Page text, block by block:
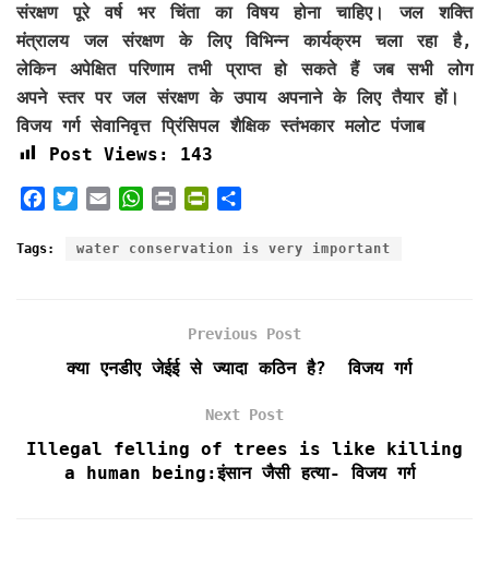
संरक्षण पूरे वर्ष भर चिंता का विषय होना चाहिए। जल शक्ति
मंत्रालय जल संरक्षण के लिए विभिन्न कार्यक्रम चला रहा है,
लेकिन अपेक्षित परिणाम तभी प्राप्त हो सकते हैं जब सभी लोग
अपने स्तर पर जल संरक्षण के उपाय अपनाने के लिए तैयार हों।
विजय गर्ग सेवानिवृत्त प्रिंसिपल शैक्षिक स्तंभकार मलोट पंजाब
Post Views:
143
c
i
a
a
p
i
i
r
i
n
d
l
y
a
Tags: water conservation is very important
Previous Post
क्या एनडीए जेईई से ज्यादा कठिन है? विजय गर्ग
Next Post
Illegal felling of trees is like killing
a human being:इंसान जैसी हत्या- विजय गर्ग